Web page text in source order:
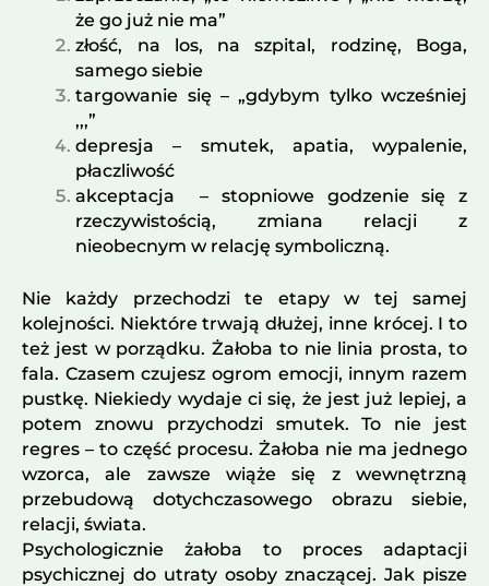
że go już nie ma”
złość, na los, na szpital, rodzinę, Boga,
samego siebie
targowanie się – „gdybym tylko wcześniej
,,,”
depresja – smutek, apatia, wypalenie,
płaczliwość
akceptacja – stopniowe godzenie się z
rzeczywistością, zmiana relacji z
nieobecnym w relację symboliczną.
Nie każdy przechodzi te etapy w tej samej
kolejności. Niektóre trwają dłużej, inne krócej. I to
też jest w porządku. Żałoba to nie linia prosta, to
fala. Czasem czujesz ogrom emocji, innym razem
pustkę. Niekiedy wydaje ci się, że jest już lepiej, a
potem znowu przychodzi smutek. To nie jest
regres – to część procesu. Żałoba nie ma jednego
wzorca, ale zawsze wiąże się z wewnętrzną
przebudową dotychczasowego obrazu siebie,
relacji, świata.
Psychologicznie żałoba to proces adaptacji
psychicznej do utraty osoby znaczącej. Jak pisze